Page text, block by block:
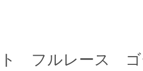
フルレース ゴ